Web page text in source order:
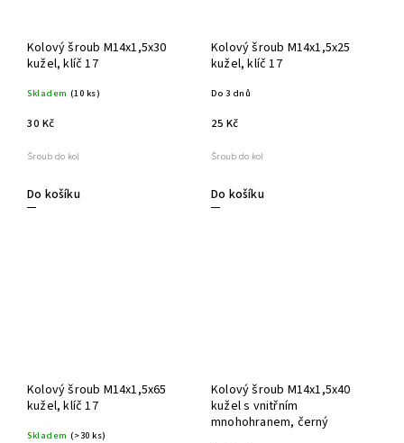
Kolový šroub M14x1,5x30
kužel, klíč 17
Skladem (10 ks)
30 Kč
Do košíku
Šroub do kol
Kolový šroub M14x1,5x25
kužel, klíč 17
Do 3 dnů
25 Kč
Do košíku
Šroub do kol
Kolový šroub M14x1,5x65
kužel, klíč 17
Skladem (>30 ks)
Kolový šroub M14x1,5x40
kužel s vnitřním
mnohohranem, černý